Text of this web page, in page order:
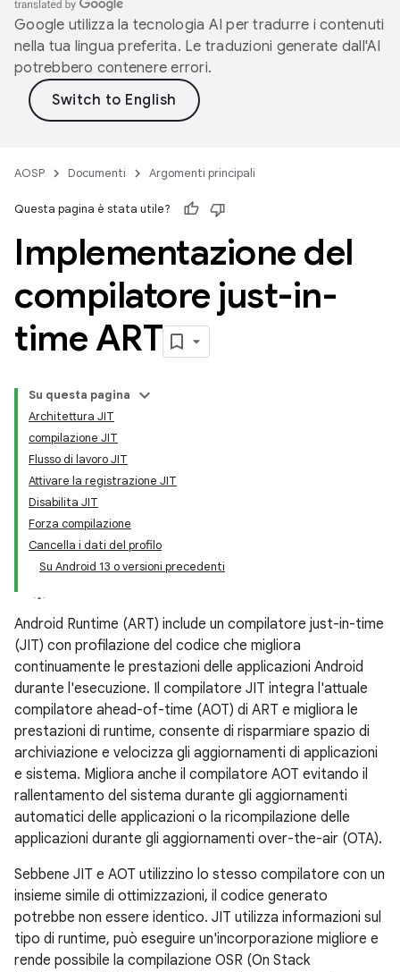
Google utilizza la tecnologia AI per tradurre i contenuti
nella tua lingua preferita. Le traduzioni generate dall'AI
potrebbero contenere errori.
AOSP Documenti Argomenti principali
Questa pagina è stata utile?
Implementazione del
compilatore just-in-
time ART
Su questa pagina
Architettura JIT
compilazione JIT
Flusso di lavoro JIT
Attivare la registrazione JIT
Disabilita JIT
Forza compilazione
Cancella i dati del profilo
Su Android 13 o versioni precedenti
Android Runtime (ART) include un compilatore just-in-time
(JIT) con profilazione del codice che migliora
continuamente le prestazioni delle applicazioni Android
durante l'esecuzione. Il compilatore JIT integra l'attuale
compilatore ahead-of-time (AOT) di ART e migliora le
prestazioni di runtime, consente di risparmiare spazio di
archiviazione e velocizza gli aggiornamenti di applicazioni
e sistema. Migliora anche il compilatore AOT evitando il
rallentamento del sistema durante gli aggiornamenti
automatici delle applicazioni o la ricompilazione delle
applicazioni durante gli aggiornamenti over-the-air (OTA).
Sebbene JIT e AOT utilizzino lo stesso compilatore con un
insieme simile di ottimizzazioni, il codice generato
potrebbe non essere identico. JIT utilizza informazioni sul
tipo di runtime, può eseguire un'incorporazione migliore e
rende possibile la compilazione OSR (On Stack